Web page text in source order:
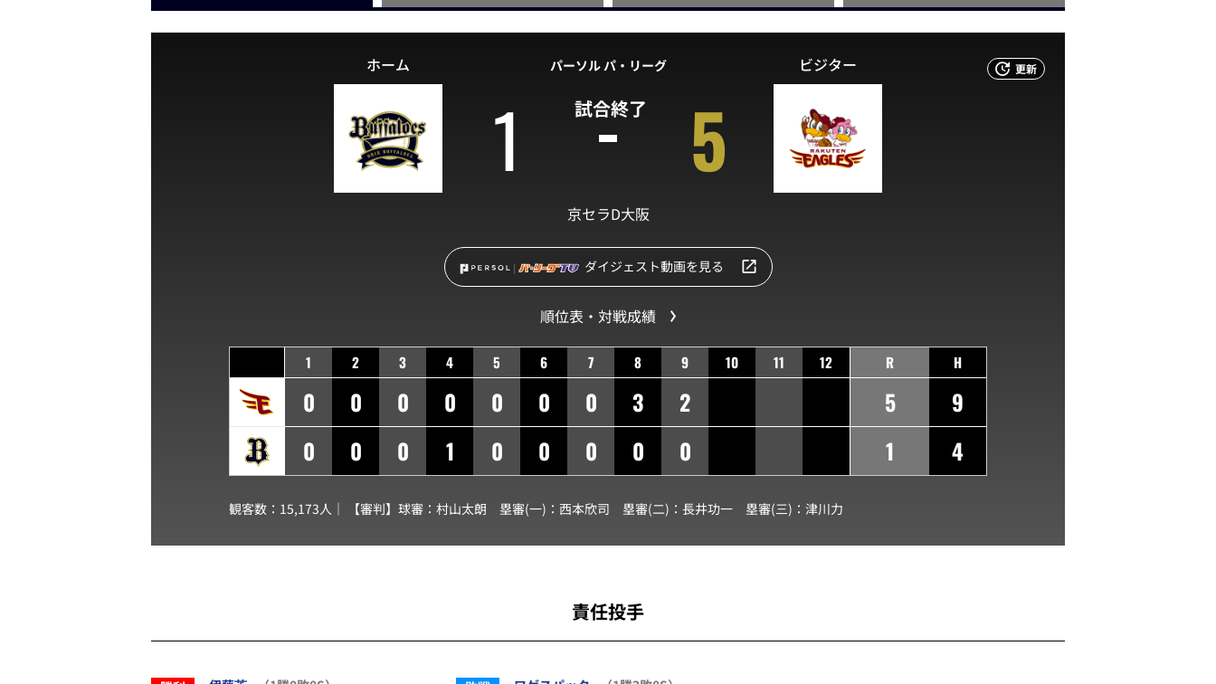
更新
パーソル パ・リーグ
試合終了
ホーム
1 5
ビジター
京セラD大阪
ダイジェスト動画を見る
順位表・対戦成績
1 2 3 4 5 6 7 8 9 10 11 12
0 0 0 0 0 0 0 3
2
0
0 0 1 0 0 0 0 0
R H
5
9
1
4
観客数：15,173人｜ 【審判】球審： 村山太朗 塁審(一)： 西本欣司 塁審(二)： 長井功一 塁審(三)： 津川力
責任投手